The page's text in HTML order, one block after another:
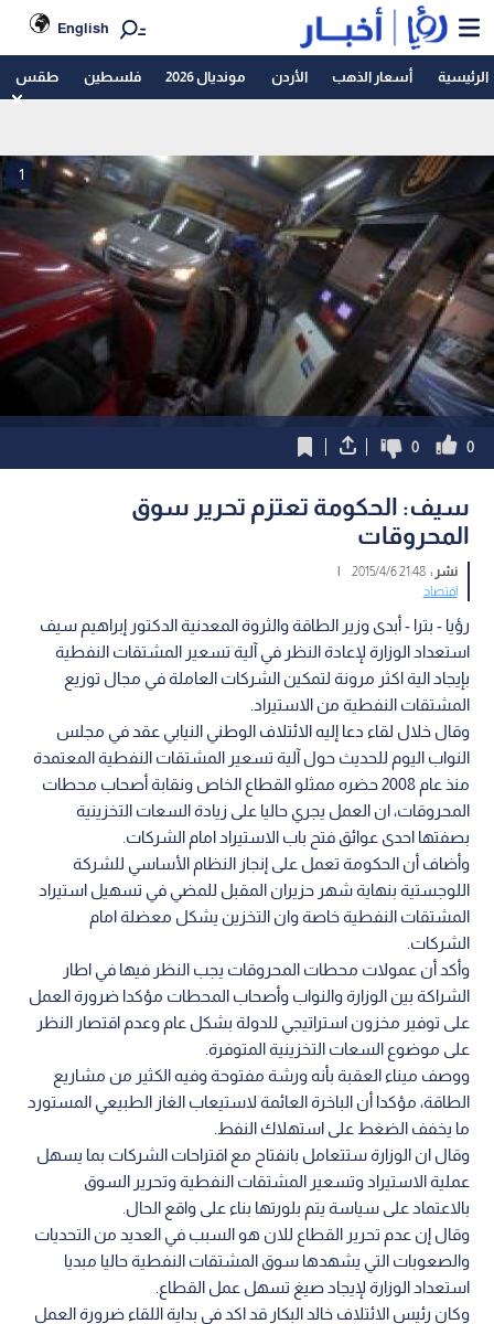
English
الرئيسية أسعار الذهب الأردن مونديال 2026 فلسطين طقس
1
0
0
سيف: الحكومة تعتزم تحرير سوق
المحروقات
نشر :21:48 2015/4/6
|
اقتصاد
رؤيا - بترا - أبدى وزير الطاقة والثروة المعدنية الدكتور إبراهيم سيف
استعداد الوزارة لإعادة النظر في آلية تسعير المشتقات النفطية
بإيجاد الية اكثر مرونة لتمكين الشركات العاملة في مجال توزيع
المشتقات النفطية من الاستيراد.
وقال خلال لقاء دعا إليه الائتلاف الوطني النيابي عقد في مجلس
النواب اليوم للحديث حول آلية تسعير المشتقات النفطية المعتمدة
منذ عام 2008 حضره ممثلو القطاع الخاص ونقابة أصحاب محطات
المحروقات، ان العمل يجري حاليا على زيادة السعات التخزينية
بصفتها احدى عوائق فتح باب الاستيراد امام الشركات.
وأضاف أن الحكومة تعمل على إنجاز النظام الأساسي للشركة
اللوجستية بنهاية شهر حزيران المقبل للمضي في تسهيل استيراد
المشتقات النفطية خاصة وان التخزين يشكل معضلة امام
الشركات.
وأكد أن عمولات محطات المحروقات يجب النظر فيها في اطار
الشراكة بين الوزارة والنواب وأصحاب المحطات مؤكدا ضرورة العمل
على توفير مخزون استراتيجي للدولة بشكل عام وعدم اقتصار النظر
على موضوع السعات التخزينية المتوفرة.
ووصف ميناء العقبة بأنه ورشة مفتوحة وفيه الكثير من مشاريع
الطاقة، مؤكدا أن الباخرة العائمة لاستيعاب الغاز الطبيعي المستورد
ما يخفف الضغط على استهلاك النفط.
وقال ان الوزارة ستتعامل بانفتاح مع اقتراحات الشركات بما يسهل
عملية الاستيراد وتسعير المشتقات النفطية وتحرير السوق
بالاعتماد على سياسة يتم بلورتها بناء على واقع الحال.
وقال إن عدم تحرير القطاع للان هو السبب في العديد من التحديات
والصعوبات التي يشهدها سوق المشتقات النفطية حاليا مبديا
استعداد الوزارة لإيجاد صيغ تسهل عمل القطاع.
وكان رئيس الائتلاف خالد البكار قد اكد في بداية اللقاء ضرورة العمل